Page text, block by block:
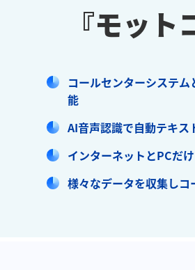
『モット
コールセンターシステ
能
AI音声認識で自動テキ
インターネットとPCだ
様々なデータを収集し